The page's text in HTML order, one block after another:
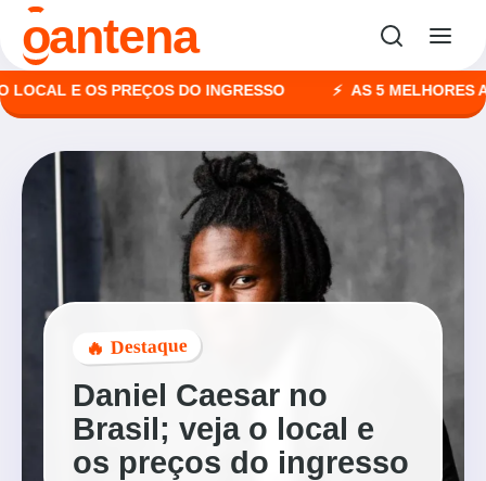
oantena
E OS PREÇOS DO INGRESSO AS 5 MELHORES
🔥 Destaque
Daniel Caesar no
Brasil; veja o local e
os preços do ingresso